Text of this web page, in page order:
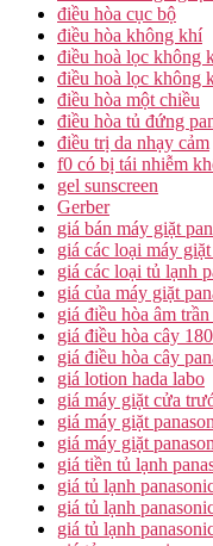
điều hòa cục bộ
điều hòa không khí
điều hoà lọc không
điều hoà lọc không
điều hòa một chiều
điều hòa tủ đứng
điều trị da nhạy cảm
f0 có bị tái nhiễm
gel sunscreen
Gerber
giá bán máy giặt
giá các loại máy
giá các loại tủ lạnh
giá của máy giặt
giá điều hòa âm
giá điều hòa cây
giá điều hòa cây
giá lotion hada labo
giá máy giặt cửa
giá máy giặt
giá máy giặt
giá tiền tủ lạnh
giá tủ lạnh
giá tủ lạnh
giá tủ lạnh